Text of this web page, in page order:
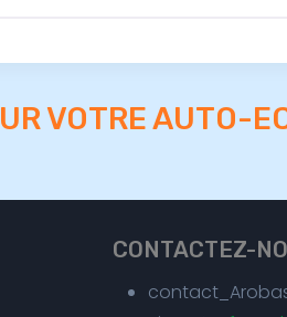
VOTRE AUTO-
CONTACTEZ-